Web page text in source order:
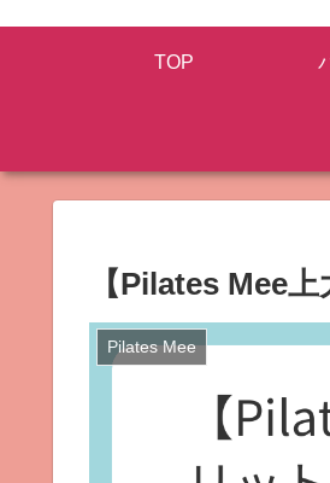
TOP
【Pilates Mee
Pilates Mee